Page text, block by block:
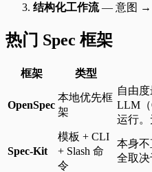
结构化工作流— 意图 →
热门 Spec 框架
框架 类型
OpenSpec
本地优先框
架
自由
LLM（
运行。
Spec-Kit
模板 + CLI
+ Slash 命
令
本身
全取决